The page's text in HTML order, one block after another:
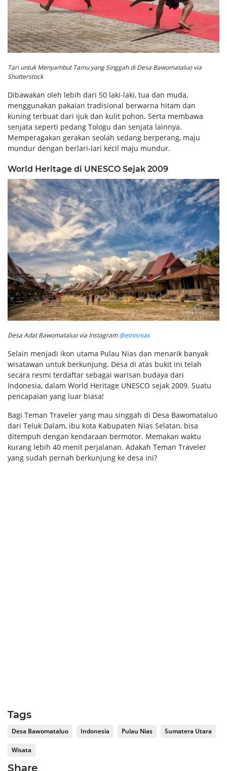
Tari untuk Menyambut Tamu yang Singgah di Desa Bawomataluo via
Shutterstock
Dibawakan oleh lebih dari 50 laki-laki, tua dan muda,
menggunakan pakaian tradisional berwarna hitam dan
kuning terbuat dari ijuk dan kulit pohon. Serta membawa
senjata seperti pedang Tologu dan senjata lainnya.
Memperagakan gerakan seolah sedang berperang, maju
mundur dengan berlari-lari kecil maju mundur.
World Heritage di UNESCO Sejak 2009
Desa Adat Bawomataluo via Instagram@etnisnias
Selain menjadi ikon utama Pulau Nias dan menarik banyak
wisatawan untuk berkunjung. Desa di atas bukit ini telah
secara resmi terdaftar sebagai warisan budaya dari
Indonesia, dalam World Heritage UNESCO sejak 2009. Suatu
pencapaian yang luar biasa!
Bagi Teman Traveler yang mau singgah di Desa Bawomataluo
dari Teluk Dalam, ibu kota Kabupaten Nias Selatan, bisa
ditempuh dengan kendaraan bermotor. Memakan waktu
kurang lebih 40 menit perjalanan. Adakah Teman Traveler
yang sudah pernah berkunjung ke desa ini?
Tags
Desa Bawomataluo Indonesia Pulau Nias Sumatera Utara
Wisata
Share